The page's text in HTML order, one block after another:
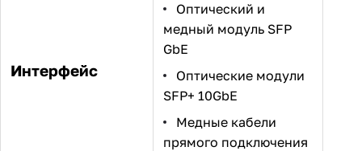
Интерфейс
Оптический и
медный модуль SFP
GbE
Оптические модули
SFP+ 10GbE
Медные кабели
прямого подключения